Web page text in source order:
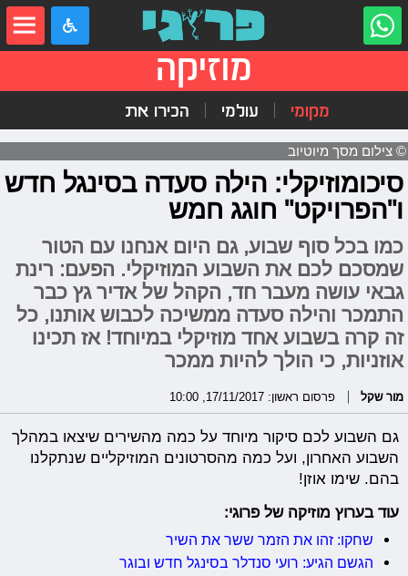
מוזיקה
מקומי עולמי הכירו את
© צילום מסך מיוטיוב
סיכומוזיקלי: הילה סעדה בסינגל חדש
ו"הפרויקט" חוגג חמש
כמו בכל סוף שבוע, גם היום אנחנו עם הטור
שמסכם לכם את השבוע המוזיקלי. הפעם: רינת
גבאי עושה מעבר חד, הקהל של אדיר גץ כבר
התמכר והילה סעדה ממשיכה לכבוש אותנו, כל
זה קרה בשבוע אחד מוזיקלי במיוחד! אז תכינו
אוזניות, כי הולך להיות ממכר
מור שקל פרסום ראשון: 17/11/2017, 10:00
גם השבוע לכם סיקור מיוחד על כמה מהשירים שיצאו במהלך
השבוע האחרון, ועל כמה מהסרטונים המוזיקליים שנתקלנו
בהם. שימו אוזן!
עוד בערוץ מוזיקה של פרוגי:
שחקו: זהו את הזמר ששר את השיר
הגשם הגיע: רועי סנדלר בסינגל חדש ובוגר